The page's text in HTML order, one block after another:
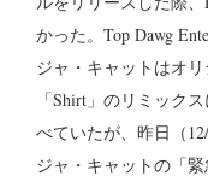
かった。Top Dawg
ジャ・キャットはオ
「Shirt」のリミック
べていたが、昨日（
ジャ・キャットの「